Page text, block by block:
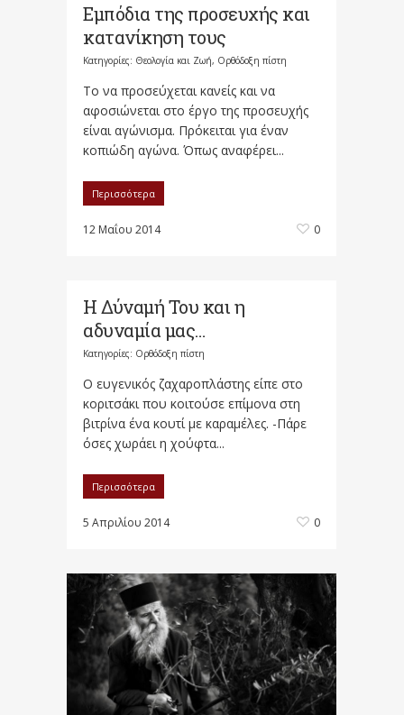
Εμπόδια της προσευχής και
κατανίκηση τους
Κατηγορίες: Θεολογία και Ζωή, Ορθόδοξη πίστη
Το να προσεύχεται κανείς και να
αφοσιώνεται στο έργο της προσευχής
είναι αγώνισμα. Πρόκειται για έναν
κοπιώδη αγώνα. Όπως αναφέρει...
Περισσότερα
12 Μαΐου 2014 0
Η Δύναμή Του και η
αδυναμία μας…
Κατηγορίες: Ορθόδοξη πίστη
Ο ευγενικός ζαχαροπλάστης είπε στο
κοριτσάκι που κοιτούσε επίμονα στη
βιτρίνα ένα κουτί με καραμέλες. -Πάρε
όσες χωράει η χούφτα...
Περισσότερα
5 Απριλίου 2014 0